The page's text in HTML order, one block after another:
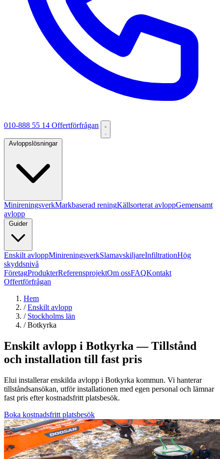
010-888 55 14 Offertförfrågan
Avloppslösningar
MinireningsverkMarkbaserad reningKällsorterat avloppGemensamt
avlopp
Guider
Enskilt avloppMinireningsverkSlamavskiljareInfiltrationHög
skyddsnivå
FöretagProdukterReferensprojektOm ossFAQKontakt
Offertförfrågan
Hem
/ Enskilt avlopp
/ Stockholms län
/ Botkyrka
Enskilt avlopp i Botkyrka — Tillstånd
och installation till fast pris
Elui installerar enskilda avlopp i Botkyrka kommun. Vi hanterar
tillståndsansökan, utför installationen med egen personal och lämnar
fast pris efter kostnadsfritt platsbesök.
Boka kostnadsfritt platsbesök